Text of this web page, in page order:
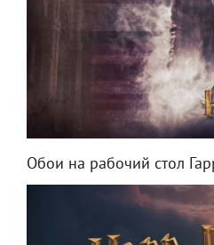
Обои на рабочий стол